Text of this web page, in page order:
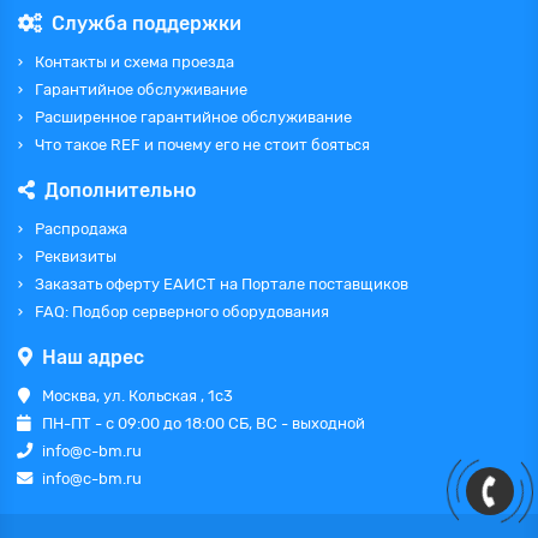
Служба поддержки
Контакты и схема проезда
Гарантийное обслуживание
Расширенное гарантийное обслуживание
Что такое REF и почему его не стоит бояться
Дополнительно
Распродажа
Реквизиты
Заказать оферту ЕАИСТ на Портале поставщиков
FAQ: Подбор серверного оборудования
Наш адрес
Москва, ул. Кольская , 1с3
ПН-ПТ - с 09:00 до 18:00 СБ, ВС - выходной
info@c-bm.ru
info@c-bm.ru